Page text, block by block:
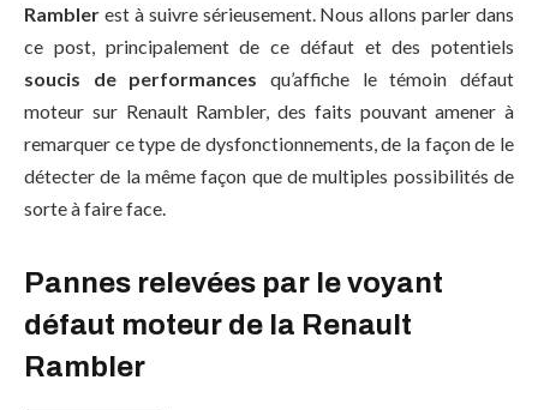
Rambler est à suivre sérieusement. Nous allons parler dans
ce post, principalement de ce défaut et des potentiels
soucis de performances qu’affiche le témoin défaut
moteur sur Renault Rambler, des faits pouvant amener à
remarquer ce type de dysfonctionnements, de la façon de le
détecter de la même façon que de multiples possibilités de
sorte à faire face.
Pannes relevées par le voyant
défaut moteur de la Renault
Rambler